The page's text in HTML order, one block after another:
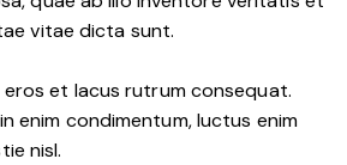
vitae dicta sunt.
et lacus rutrum consequat.
enim condimentum, luctus enim
nisl.